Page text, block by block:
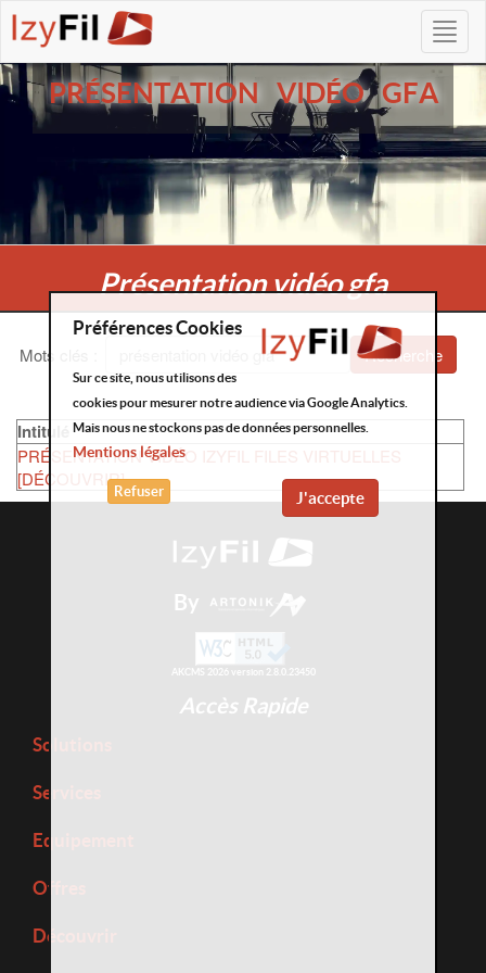
PRÉSENTATION VIDÉO GFA
Présentation vidéo gfa
Mots clés Recherche
Intitulé
PRÉSENTATION VIDÉO IZYFIL FILES VIRTUELLES
[DÉCOUVRIR]
By
AKCMS 2026 version 2.8.0.23450
Accès Rapide
Solutions
Services
Equipement
Offres
Découvrir
Préférences Cookies
Sur ce site, nous utilisons des
cookies pour mesurer notre audience via Google Analytics.
Mais nous ne stockons pas de données personnelles.
Mentions légales
J'accepte
Refuser